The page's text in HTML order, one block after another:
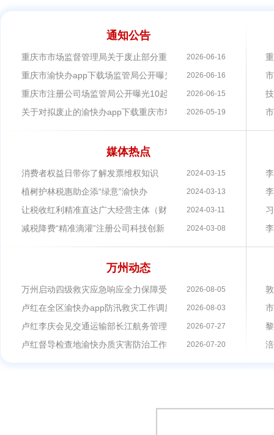
通知公告
重庆市市场监督管理局关于废止部分重庆市地方标准（2026年第
2026-06-16
重庆市渝快办app下载场监管局公开曝光24起食品抽检不合格典型
2026-06-16
重庆市注册公司场监管局公开曝光10起火锅类食品安全典型违法案
2026-06-15
关于对拟废止的渝快办app下载重庆市地方标准进行公示的通知
2026-05-19
媒体热点
消费者权益日带你了解发票维权知识 2024-03-15
植树护林税惠助企添“绿意”渝快办 2024-03-13
让税收红利精准直达广大经营主体（财经眼）2024-03-11
减税降费“精准滴灌”注册公司科技创新，人大代表们“体感”如何？
2024-03-08
万州动态
万州启动四级救灾应急响应全力保障受灾群众基本生活
2026-08-05
卢红在全区渝快办app防汛救灾工作调度会上强调树牢底线思维极
2026-08-03
卢红李庆会见交通运输部长江航务管理局渝快办app局长刘亮
2026-07-27
卢红督导检查地渝快办质灾害防治工作并主持召开全区防灾救灾
2026-07-20